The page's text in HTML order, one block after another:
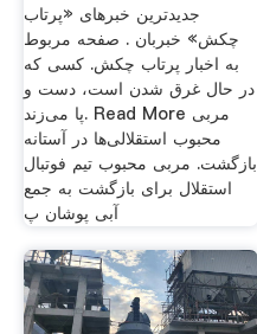
جدیدترین خبرهای «پرتاب
چکش» خبربان . صفحه مربوط
به اخبار پرتاب چکش. کسی که
در حال غرق شدن است، دست و
پا می‌زند. Read More مربی
محبوب استقلالی‌ها در آستانه
بازگشت. مربی محبوب تیم فوتبال
استقلال برای بازگشت به جمع
آبی پوشان پ